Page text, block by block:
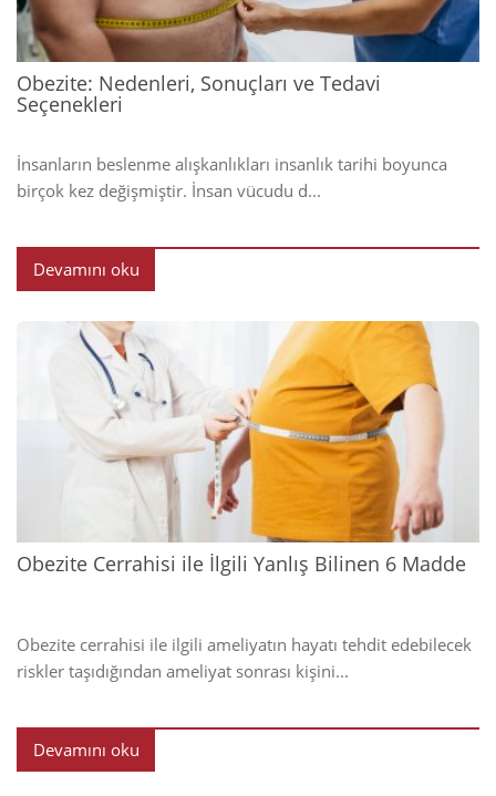
Obezite: Nedenleri, Sonuçları ve Tedavi
Seçenekleri
İnsanların beslenme alışkanlıkları insanlık tarihi boyunca
birçok kez değişmiştir. İnsan vücudu d...
Devamını oku
Obezite Cerrahisi ile İlgili Yanlış Bilinen 6 Madde
Obezite cerrahisi ile ilgili ameliyatın hayatı tehdit edebilecek
riskler taşıdığından ameliyat sonrası kişini...
Devamını oku